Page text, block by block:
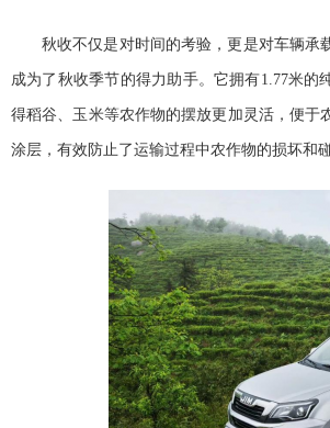
秋收不仅是对时间的考验，更是对车辆承
成为了秋收季节的得力助手。它拥有1.77米的
得稻谷、玉米等农作物的摆放更加灵活，便
涂层，有效防止了运输过程中农作物的损坏和